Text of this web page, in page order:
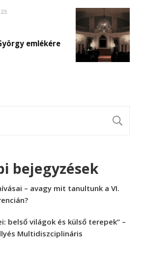
emlékére
bejegyzések
– avagy mit tanultunk a VI.
belső világok és külső terepek” –
Multidiszciplináris